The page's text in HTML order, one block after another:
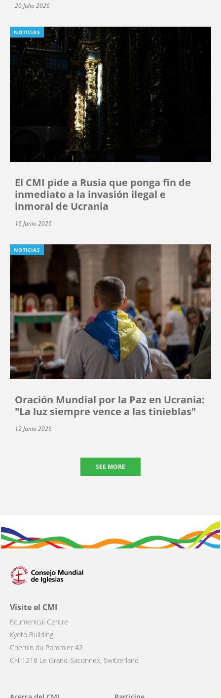
20 Julio 2026
NOTICIAS
El CMI pide a Rusia que ponga fin de
inmediato a la invasión ilegal e
inmoral de Ucrania
16 Junio 2026
NOTICIAS
Oración Mundial por la Paz en Ucrania:
"La luz siempre vence a las tinieblas"
12 Junio 2026
SEE MORE
Visite el CMI
Ecumenical Centre
Kyoto Building
Chemin du Pommier 42
CH-1218 Le Grand-Saconnex, Switzerland